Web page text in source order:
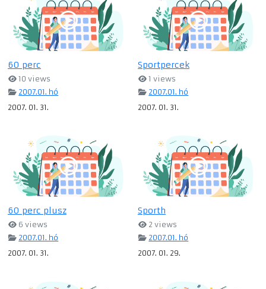
60 perc
10 views
2007.01. hó
2007. 01. 31.
Sportpercek
1 views
2007.01. hó
2007. 01. 31.
60 perc plusz
6 views
2007.01. hó
2007. 01. 31.
Sporth
2 views
2007.01. hó
2007. 01. 29.